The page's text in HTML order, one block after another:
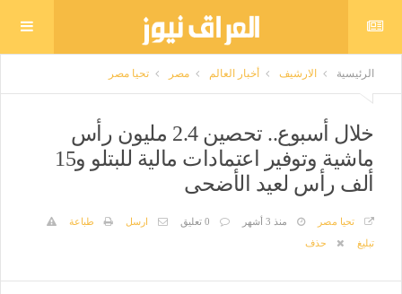
الرئيسية الارشيف أخبار العالم مصر تحيا مصر
خلال أسبوع.. تحصين 2.4 مليون رأس
ماشية وتوفير اعتمادات مالية للبتلو و15
ألف رأس لعيد الأضحى
تحيا مصر منذ 3 أشهر 0 تعليق ارسل
طباعة
تبليغ
حذف